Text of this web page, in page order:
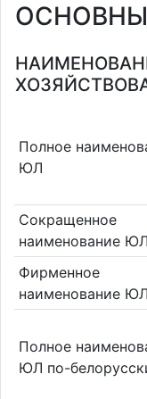
Полное
ЮЛ
Сокращенное
наименование ЮЛ
Фирменное
наименование ЮЛ
Полное
ЮЛ по-